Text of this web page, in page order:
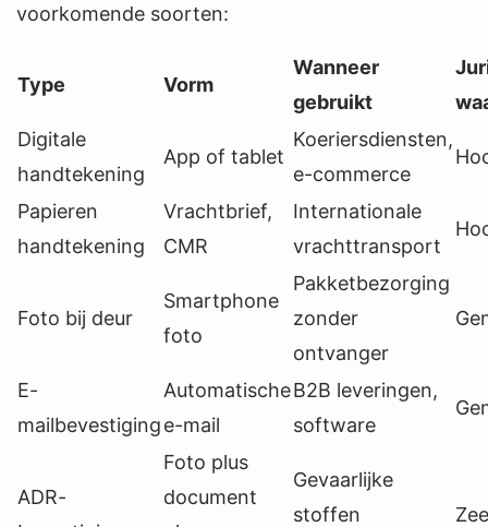
voorkomende soorten:
Type Vorm
Wanneer
gebruikt
Digitale
handtekening
App of tablet
Koeriersdiensten,
e-commerce
Papieren
handtekening
Vrachtbrief,
CMR
Internationale
vrachttransport
Foto bij deur
Smartphone
foto
Pakketbezorging
zonder
ontvanger
E-
mailbevestiging
Automatische
e-mail
B2B leveringen,
software
ADR-
Foto plus
document
Gevaarlijke
stoffen